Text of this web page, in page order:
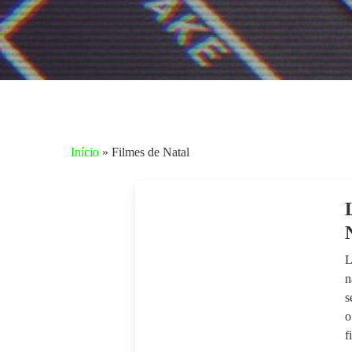
Início » Filmes de Natal